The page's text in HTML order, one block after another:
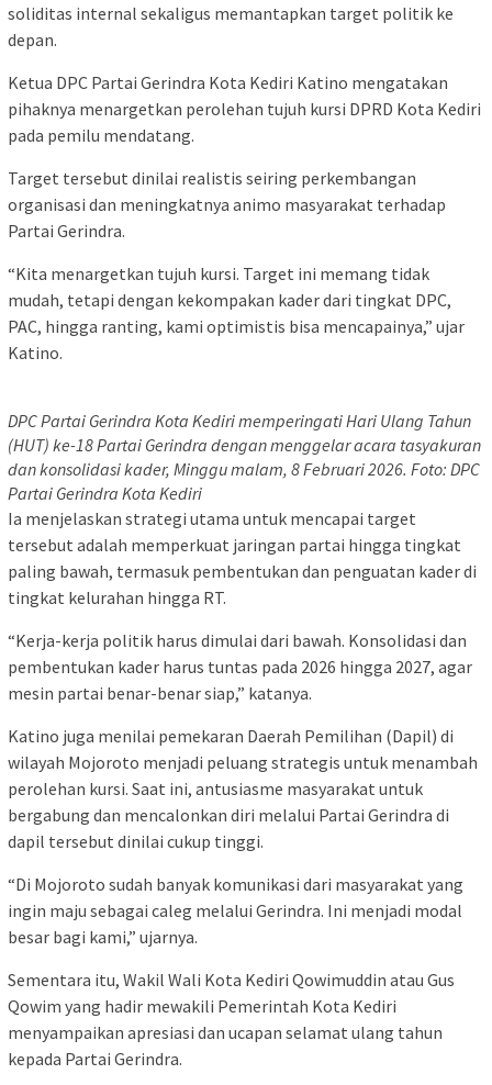
soliditas internal sekaligus memantapkan target politik ke
depan.
Ketua DPC Partai Gerindra Kota Kediri Katino mengatakan
pihaknya menargetkan perolehan tujuh kursi DPRD Kota Kediri
pada pemilu mendatang.
Target tersebut dinilai realistis seiring perkembangan
organisasi dan meningkatnya animo masyarakat terhadap
Partai Gerindra.
“Kita menargetkan tujuh kursi. Target ini memang tidak
mudah, tetapi dengan kekompakan kader dari tingkat DPC,
PAC, hingga ranting, kami optimistis bisa mencapainya,” ujar
Katino.
DPC Partai Gerindra Kota Kediri memperingati Hari Ulang Tahun
(HUT) ke-18 Partai Gerindra dengan menggelar acara tasyakuran
dan konsolidasi kader, Minggu malam, 8 Februari 2026. Foto: DPC
Partai Gerindra Kota Kediri
Ia menjelaskan strategi utama untuk mencapai target
tersebut adalah memperkuat jaringan partai hingga tingkat
paling bawah, termasuk pembentukan dan penguatan kader di
tingkat kelurahan hingga RT.
“Kerja-kerja politik harus dimulai dari bawah. Konsolidasi dan
pembentukan kader harus tuntas pada 2026 hingga 2027, agar
mesin partai benar-benar siap,” katanya.
Katino juga menilai pemekaran Daerah Pemilihan (Dapil) di
wilayah Mojoroto menjadi peluang strategis untuk menambah
perolehan kursi. Saat ini, antusiasme masyarakat untuk
bergabung dan mencalonkan diri melalui Partai Gerindra di
dapil tersebut dinilai cukup tinggi.
“Di Mojoroto sudah banyak komunikasi dari masyarakat yang
ingin maju sebagai caleg melalui Gerindra. Ini menjadi modal
besar bagi kami,” ujarnya.
Sementara itu, Wakil Wali Kota Kediri Qowimuddin atau Gus
Qowim yang hadir mewakili Pemerintah Kota Kediri
menyampaikan apresiasi dan ucapan selamat ulang tahun
kepada Partai Gerindra.